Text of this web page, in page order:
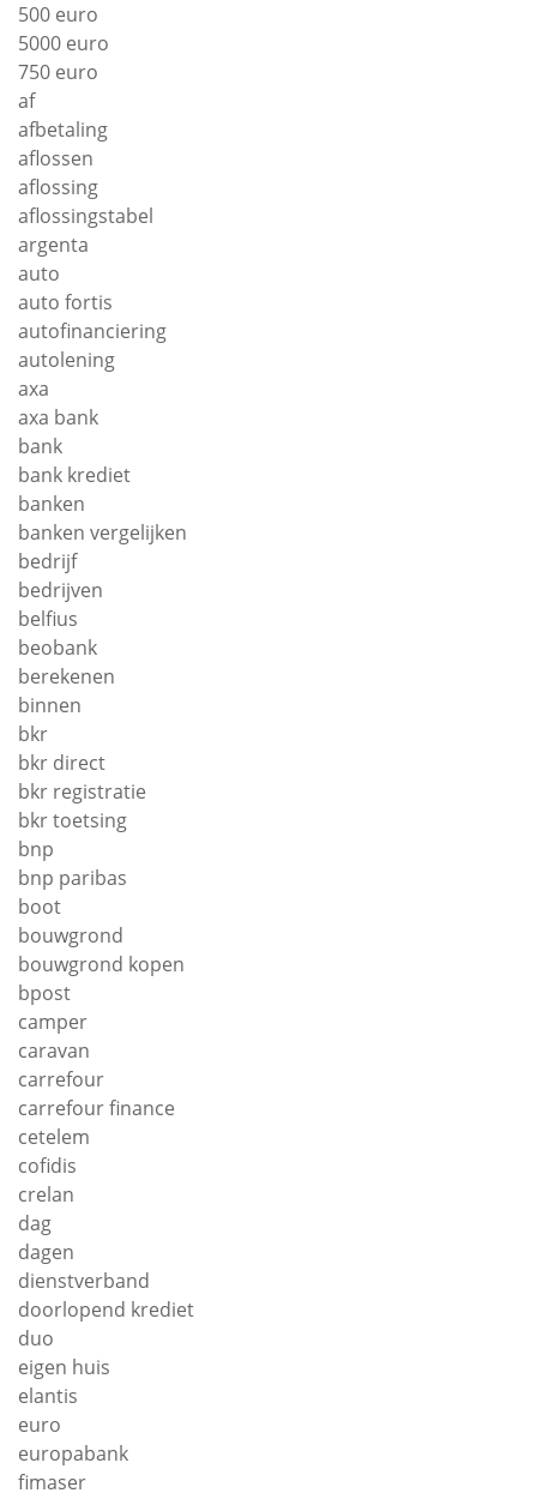
500 euro
5000 euro
750 euro
af
afbetaling
aflossen
aflossing
aflossingstabel
argenta
auto
auto fortis
autofinanciering
autolening
axa
axa bank
bank
bank krediet
banken
banken vergelijken
bedrijf
bedrijven
belfius
beobank
berekenen
binnen
bkr
bkr direct
bkr registratie
bkr toetsing
bnp
bnp paribas
boot
bouwgrond
bouwgrond kopen
bpost
camper
caravan
carrefour
carrefour finance
cetelem
cofidis
crelan
dag
dagen
dienstverband
doorlopend krediet
duo
eigen huis
elantis
euro
europabank
fimaser